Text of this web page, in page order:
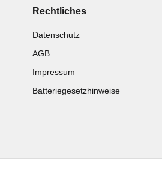
Rechtliches
Datenschutz
AGB
Impressum
Batteriegesetzhinweise